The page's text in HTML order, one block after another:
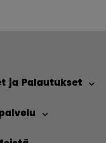
ja Palautukset